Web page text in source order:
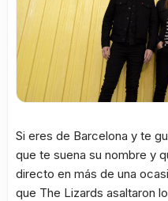
Si eres de Barcelona y te
que te suena su nombre y
directo en más de una
que The Lizards asaltaron